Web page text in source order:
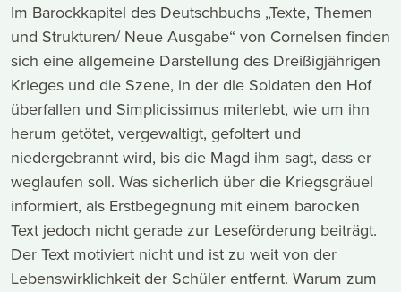
Im Barockkapitel des Deutschbuchs „Texte, Themen
und Strukturen/ Neue Ausgabe“ von Cornelsen finden
sich eine allgemeine Darstellung des Dreißigjährigen
Krieges und die Szene, in der die Soldaten den Hof
überfallen und Simplicissimus miterlebt, wie um ihn
herum getötet, vergewaltigt, gefoltert und
niedergebrannt wird, bis die Magd ihm sagt, dass er
weglaufen soll. Was sicherlich über die Kriegsgräuel
informiert, als Erstbegegnung mit einem barocken
Text jedoch nicht gerade zur Leseförderung beiträgt.
Der Text motiviert nicht und ist zu weit von der
Lebenswirklichkeit der Schüler entfernt. Warum zum